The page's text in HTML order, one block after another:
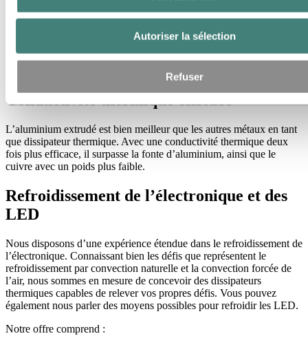
Autoriser la sélection
Refuser
Conductivité thermique efficace
L’aluminium extrudé est bien meilleur que les autres métaux en tant
que dissipateur thermique. Avec une conductivité thermique deux
fois plus efficace, il surpasse la fonte d’aluminium, ainsi que le
cuivre avec un poids plus faible.
Refroidissement de l’électronique et des
LED
Nous disposons d’une expérience étendue dans le refroidissement de
l’électronique. Connaissant bien les défis que représentent le
refroidissement par convection naturelle et la convection forcée de
l’air, nous sommes en mesure de concevoir des dissipateurs
thermiques capables de relever vos propres défis. Vous pouvez
également nous parler des moyens possibles pour refroidir les LED.
Notre offre comprend :